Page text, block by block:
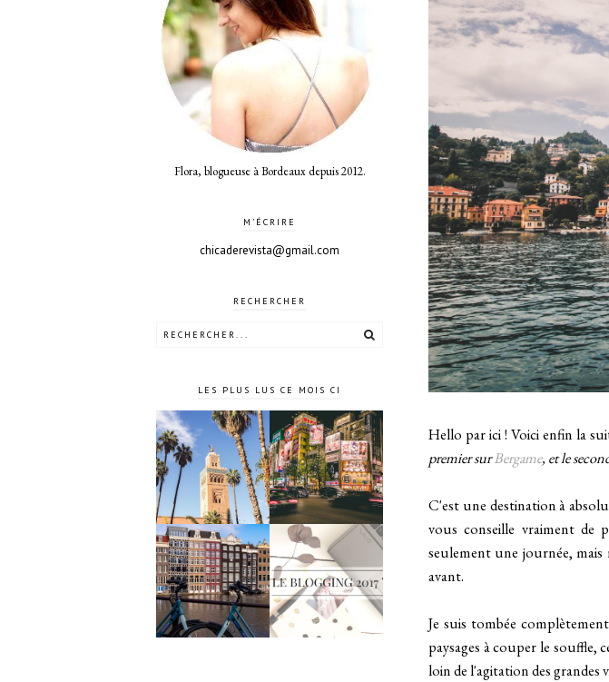
Hello par ici ! Voici enfin la
premier surBergame, et le
C'est une destination à
vous conseille vraiment de
seulement une journée,
avant.
Je suis tombée
paysages à couper le souffle,
loin de l'agitation des grandes
Flora, blogueuse à Bordeaux depuis 2012.
M'ÉCRIRE
chicaderevista@gmail.com
RECHERCHER
LES PLUS LUS CE MOIS CI
4 jours à
Marrakech
10 jours à
Tokyo au
Japon
4 jours à
Amsterdam
Le blogging
2017 ?